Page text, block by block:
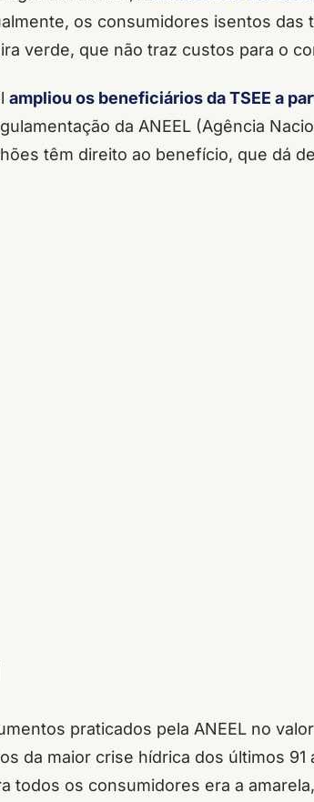
os consumidores isentos das
verde, que não traz custos para o
ampliou os beneficiários da TSEE a
da ANEEL (Agência
têm direito ao benefício, que dá
praticados pela ANEEL no
da maior crise hídrica dos últimos 91
todos os consumidores era a